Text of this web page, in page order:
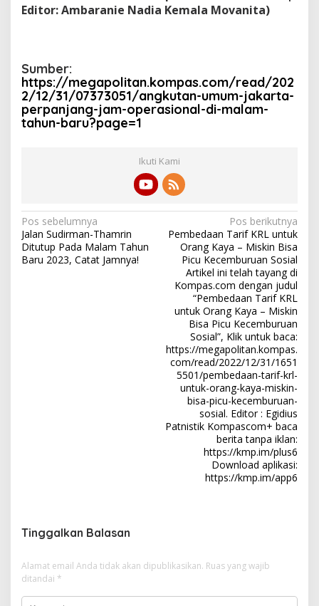
Editor: Ambaranie Nadia Kemala Movanita)
Sumber:
https://megapolitan.kompas.com/read/202
2/12/31/07373051/angkutan-umum-jakarta-
perpanjang-jam-operasional-di-malam-
tahun-baru?page=1
Ikuti Kami
N
a
v
Pos sebelumnya
Jalan Sudirman-Thamrin
Ditutup Pada Malam Tahun
Baru 2023, Catat Jamnya!
Pos berikutnya
Pembedaan Tarif KRL untuk
Orang Kaya – Miskin Bisa
Picu Kecemburuan Sosial
Artikel ini telah tayang di
Kompas.com dengan judul
“Pembedaan Tarif KRL
untuk Orang Kaya – Miskin
Bisa Picu Kecemburuan
Sosial”, Klik untuk baca:
https://megapolitan.kompas.
com/read/2022/12/31/1651
5501/pembedaan-tarif-krl-
untuk-orang-kaya-miskin-
bisa-picu-kecemburuan-
sosial. Editor : Egidius
Patnistik Kompascom+ baca
berita tanpa iklan:
https://kmp.im/plus6
Download aplikasi:
https://kmp.im/app6
Tinggalkan Balasan
Alamat email Anda tidak akan dipublikasikan. Ruas yang wajib
ditandai *